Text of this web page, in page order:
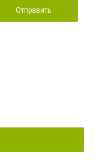
Отправить